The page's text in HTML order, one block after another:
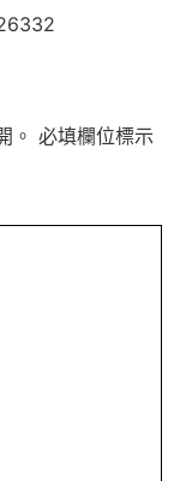
。 必填欄位標示